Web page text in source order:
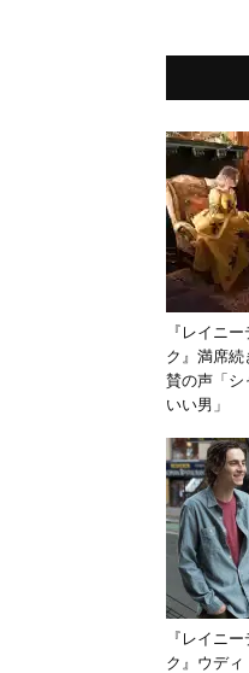
『レイニ
ク』満席続
賛の声「シ
いい男」
『レイニ
ク』ウディ